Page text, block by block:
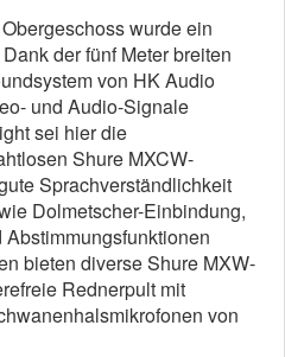
wurde ein
der fünf Meter breiten
von HK Audio
und Audio-Signale
sei hier die
Shure MXCW-
Sprachverständlichkeit
Dolmetscher-Einbindung,
bieten diverse Shure MXW-
Rednerpult mit
von